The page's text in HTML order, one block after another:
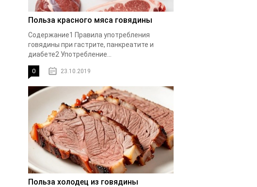
Польза красного мяса говядины
Содержание1 Правила употребления
говядины при гастрите, панкреатите и
диабете2 Употребление...
0 23.10.2019
Польза холодец из говядины